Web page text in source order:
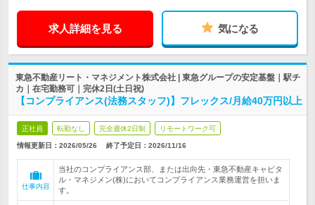
求人詳細を見る 気になる
東急不動産リート・マネジメント株式会社 | 東急グループの安定基盤｜駅チ
カ｜在宅勤務可｜完休2日(土日祝)
【コンプライアンス(法務スタッフ)】フレックス/月給40万円以上
正社員 転勤なし 完全週休2日制 リモートワーク可
情報更新日：2026/05/26 終了予定日： 2026/11/16
仕事内容
当社のコンプライアンス部、または出向先・東急不動産キャピタ
ル・マネジメン(株)においてコンプライアンス業務運営を担いま
す。